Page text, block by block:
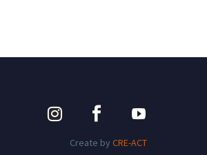
Create by CRE-ACT